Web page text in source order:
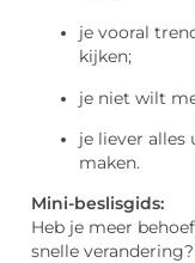
je vooral
kijken;
je niet wilt
je liever alles
maken.
Mini-beslisgids:
Heb je meer
snelle